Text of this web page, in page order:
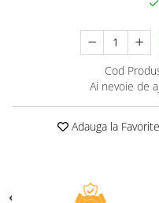
Caiete si blocuri pentru
Caiete incepatori Tip I, II, III
Hartie creponata
Hartie glacee
Vocabulare
Acuarele, guase, tempera si
Cod
Ai nevoie de
Adauga la Favorite